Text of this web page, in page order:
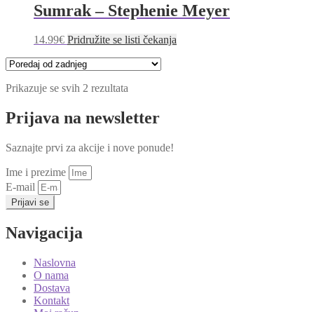
Sumrak – Stephenie Meyer
14.99€ Pridružite se listi čekanja
Prikazuje se svih 2 rezultata
najnovijem
Prijava na newsletter
Saznajte prvi za akcije i nove ponude!
Ime i prezime
E-mail
Prijavi se
Navigacija
Naslovna
O nama
Dostava
Kontakt